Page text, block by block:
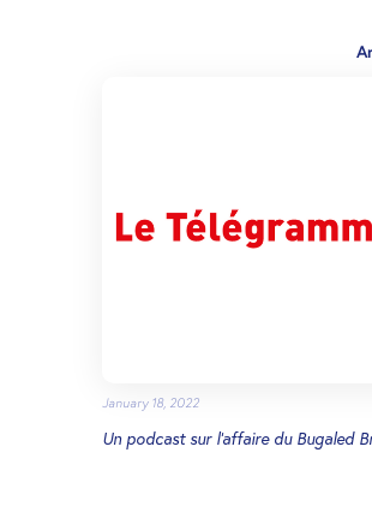
January 18, 2022
Un podcast sur l'affaire du Bugaled